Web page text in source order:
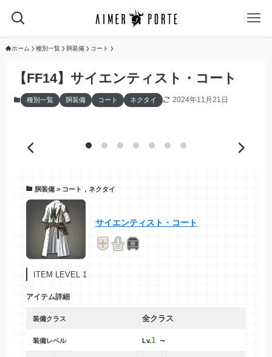
ホーム 種別一覧 胴装備 コート
【FF14】サイエンティスト・コート
種別一覧 胴装備 コート ネクタイ 2024年11月21日
胴装備 > コート，ネクタイ
サイエンティスト・コート
ITEM LEVEL 1
アイテム詳細
装備クラス 全クラス
装備レベル Lv.1～